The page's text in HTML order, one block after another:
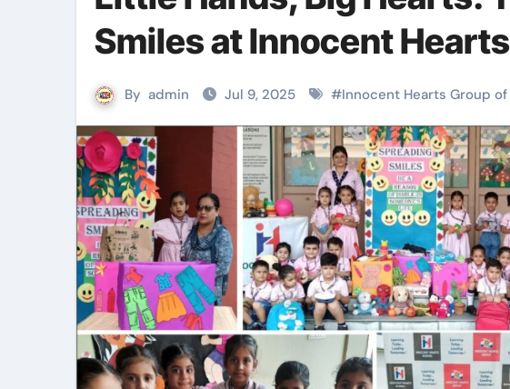
Smiles at Innocent
By admin Jul 9, 2025 #Innocent Hearts Group